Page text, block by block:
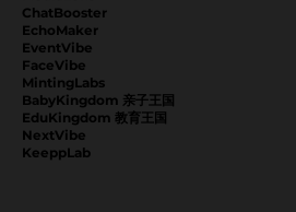
ChatBooster
EchoMaker
EventVibe
FaceVibe
MintingLabs
BabyKingdom 亲子王国
EduKingdom 教育王国
NextVibe
KeeppLab